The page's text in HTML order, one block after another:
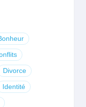
Divorce
Identité